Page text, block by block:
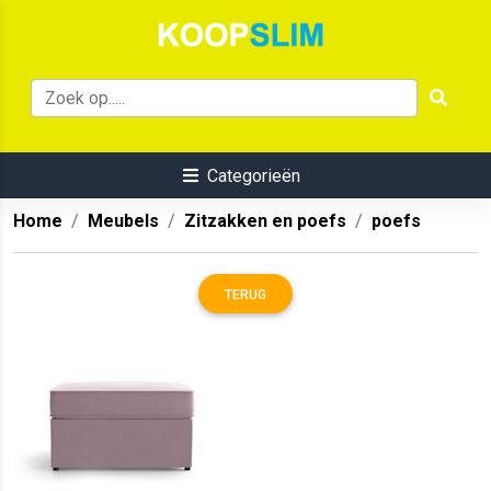
Categorieën
Home Meubels Zitzakken en poefs poefs
TERUG